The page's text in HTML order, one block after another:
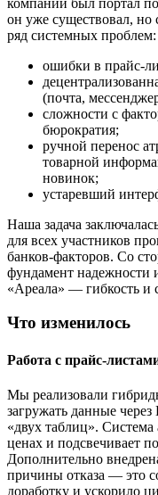
он уже существовал, но
ряд системных проблем:
ошибки в прайс-
(почта,
сложности с
бюрократия;
ручной перенос
товарной
новинок;
устаревший
Наша задача
для всех участников
банков-факторов. Со
фундамент надежности
«Ареала» — гибкость и
Что изменилось
Работа с прайс-
Мы реализовали
загружать данные
«двух таблиц».
ценах и подсвечивает
Дополнительно
причины отказа — это
доработку и ускорило